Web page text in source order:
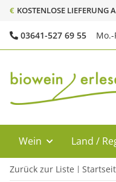
€ KOSTENLOSE LIEFERUNG
03641-527 69 55
Wein Land /
Zurück zur Liste